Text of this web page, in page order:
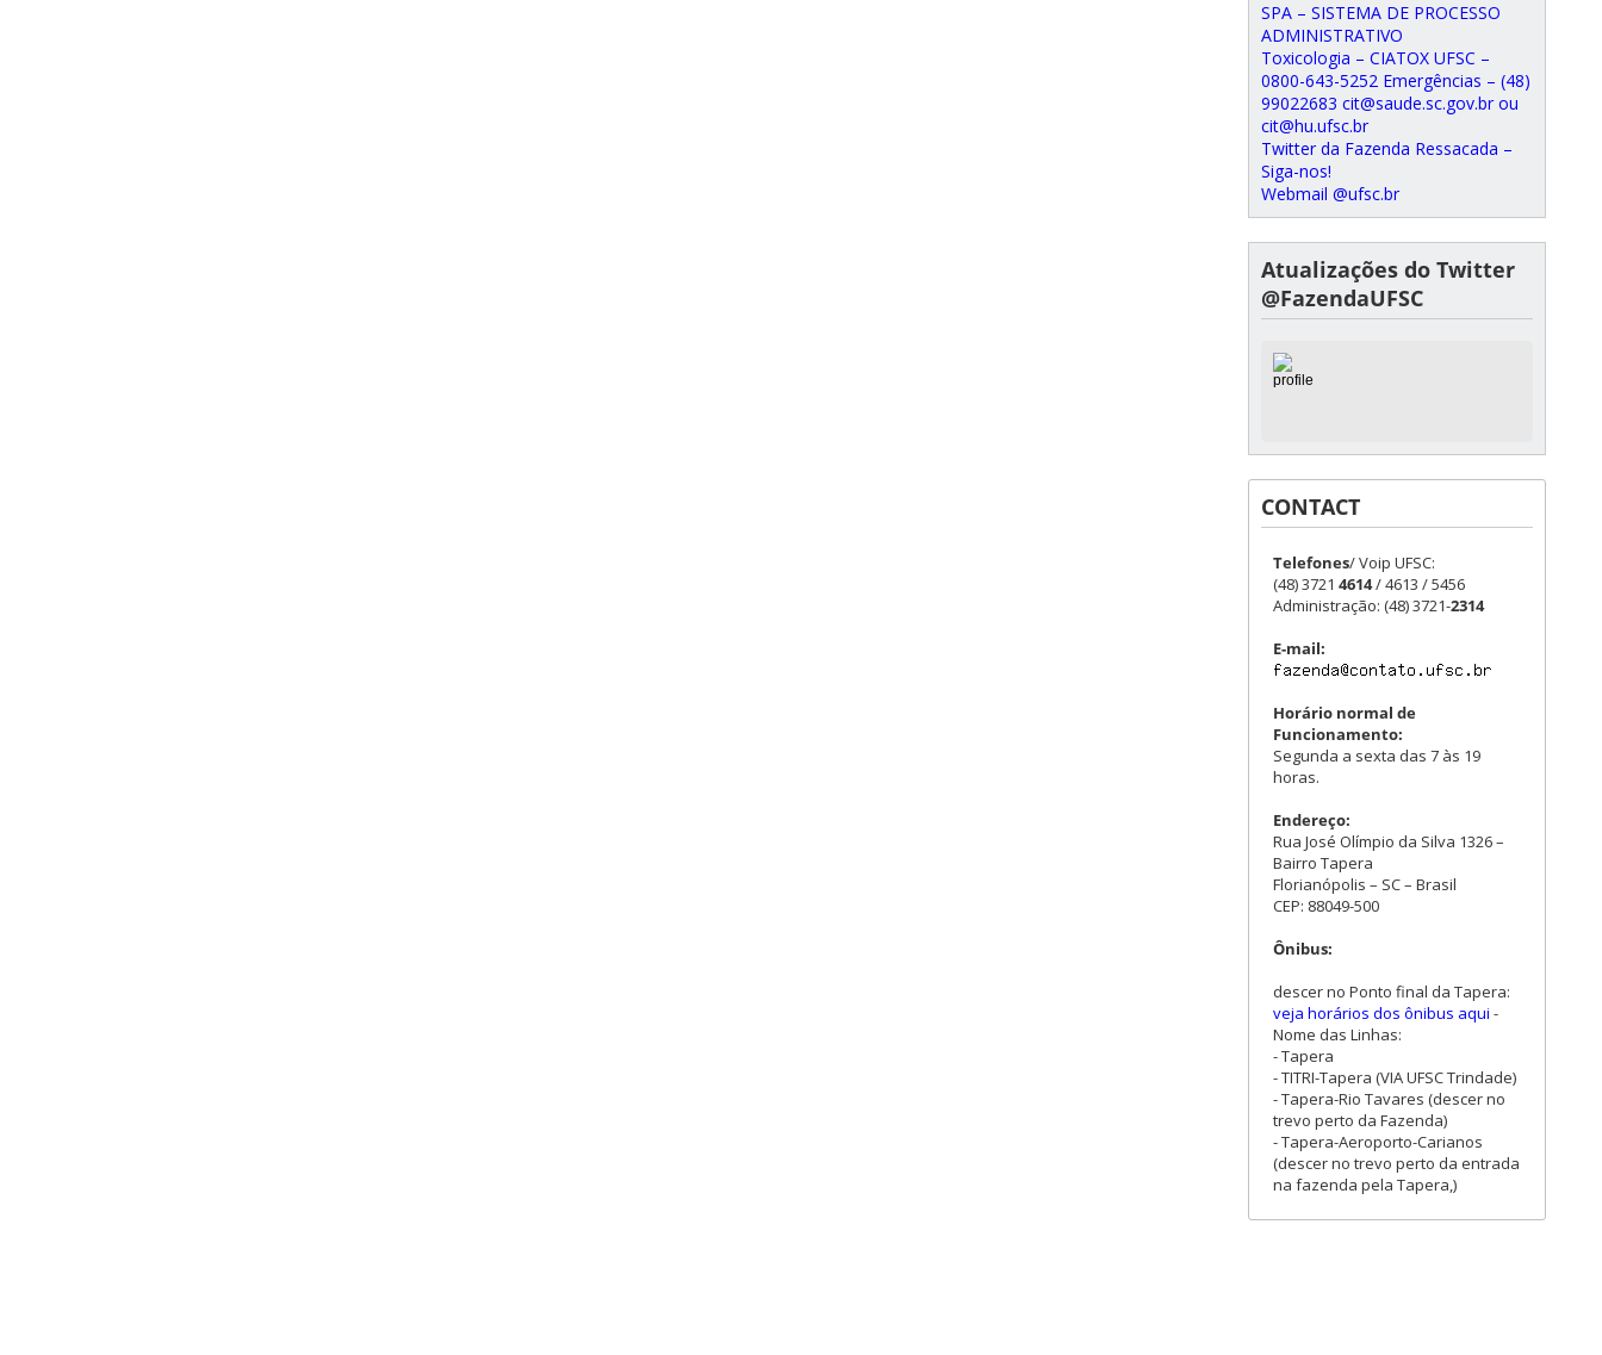
SPA – SISTEMA DE PROCESSO
ADMINISTRATIVO
Toxicologia – CIATOX UFSC –
0800-643-5252 Emergências – (48)
99022683 cit@saude.sc.gov.br ou
cit@hu.ufsc.br
Twitter da Fazenda Ressacada –
Siga-nos!
Webmail @ufsc.br
Atualizações do Twitter
@FazendaUFSC
CONTACT
Telefones/ Voip UFSC:
(48) 3721 4614/ 4613 / 5456
Administração: (48) 3721-2314
E-mail:
Horário normal de
Funcionamento:
Segunda a sexta das 7 às 19
horas.
Endereço:
Rua José Olímpio da Silva 1326 –
Bairro Tapera
Florianópolis – SC – Brasil
CEP: 88049-500
Ônibus:
descer no Ponto final da Tapera:
veja horários dos ônibus aqui -
Nome das Linhas:
- Tapera
- TITRI-Tapera (VIA UFSC Trindade)
- Tapera-Rio Tavares (descer no
trevo perto da Fazenda)
- Tapera-Aeroporto-Carianos
(descer no trevo perto da entrada
na fazenda pela Tapera,)